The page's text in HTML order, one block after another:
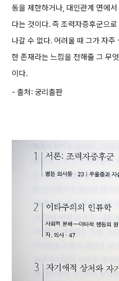
동을 제한하거나, 대인관계 면에
다는 것이다. 즉 조력자증후군으
나갈 수 없다. 어려울 때 그가 자
한 존재라는 느낌을 전해줄 그 무
이다.
- 출처: 궁리출판